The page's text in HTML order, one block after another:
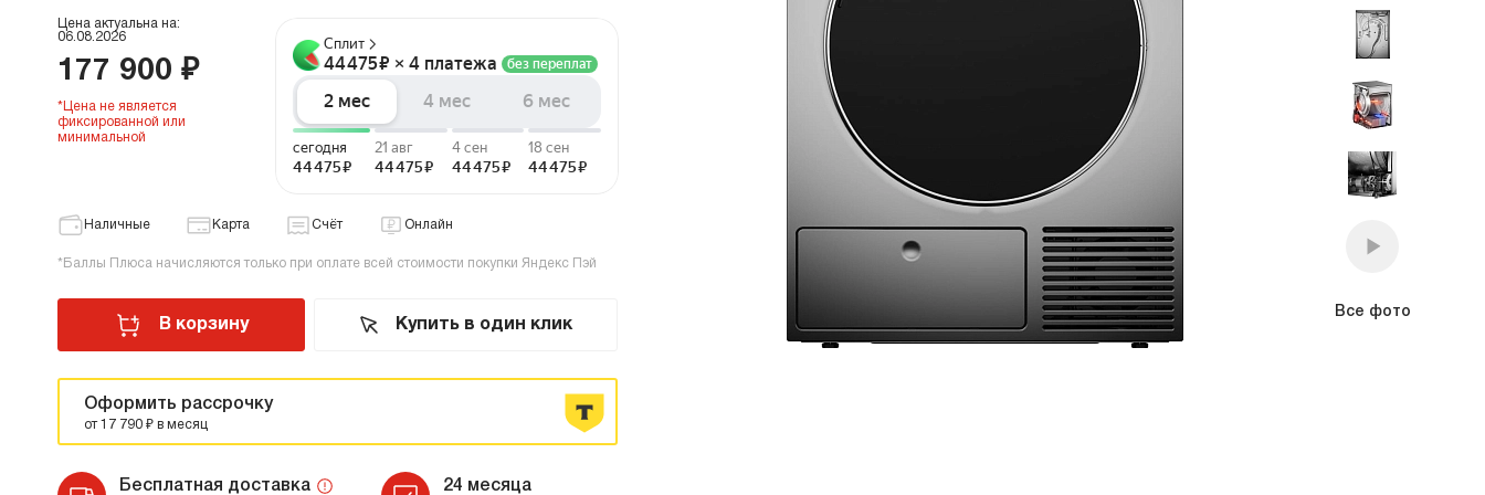
Размером 120 см
Холодильники
Однокамерные
Морозильники
Винные шкафы
Бытовые вакууматоры
Встраиваемые вакууматоры
Вакууматоры Elements
Цена актуальна на:
06.08.2026
177 900 ₽
*Цена не является
фиксированной или
минимальной
Наличные Карта Счёт Онлайн
*Баллы Плюса начисляются только при оплате всей стоимости покупки Яндекс Пэй
В корзину Купить в один клик
Оформить рассрочку
от 17 790 ₽ в месяц
Бесплатная доставка 24 месяца
Все фото